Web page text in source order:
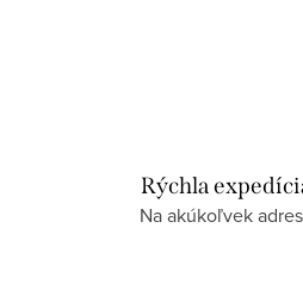
Rýchla
Na akúkoľvek